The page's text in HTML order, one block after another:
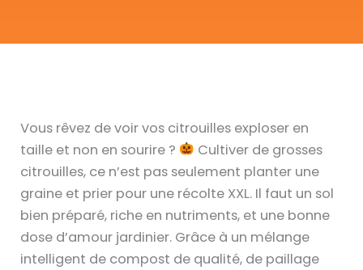
Vous rêvez de voir vos citrouilles exploser en
taille et non en sourire ?
Cultiver de grosses
citrouilles, ce n’est pas seulement planter une
graine et prier pour une récolte XXL. Il faut un sol
bien préparé, riche en nutriments, et une bonne
dose d’amour jardinier. Grâce à un mélange
intelligent de compost de qualité, de paillage